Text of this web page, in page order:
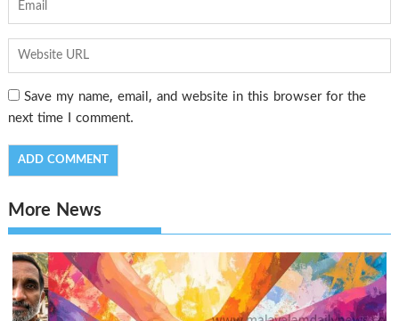
Save my name, email, and website in this browser for the
next time I comment.
More News